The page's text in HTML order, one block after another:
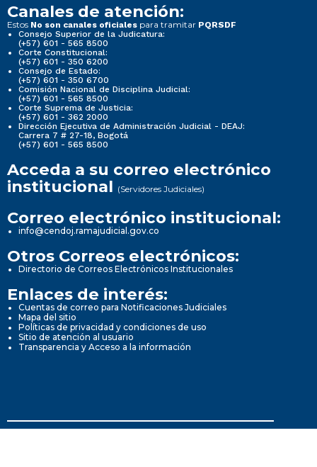
Canales de atención:
Estos No son canales oficiales para tramitar PQRSDF
Consejo Superior de la Judicatura:
(+57) 601 - 565 8500
Corte Constitucional:
(+57) 601 - 350 6200
Consejo de Estado:
(+57) 601 - 350 6700
Comisión Nacional de Disciplina Judicial:
(+57) 601 - 565 8500
Corte Suprema de Justicia:
(+57) 601 - 362 2000
Dirección Ejecutiva de Administración Judicial - DEAJ:
Carrera 7 # 27-18, Bogotá
(+57) 601 - 565 8500
Acceda a su correo electrónico
institucional (Servidores Judiciales)
Correo electrónico institucional:
info@cendoj.ramajudicial.gov.co
Otros Correos electrónicos:
Directorio de Correos Electrónicos Institucionales
Enlaces de interés:
Cuentas de correo para Notificaciones Judiciales
Mapa del sitio
Políticas de privacidad y condiciones de uso
Sitio de atención al usuario
Transparencia y Acceso a la información